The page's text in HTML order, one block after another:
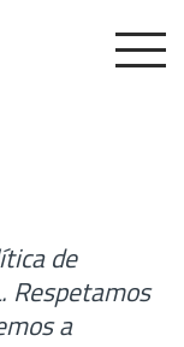
de
Respetamos
a